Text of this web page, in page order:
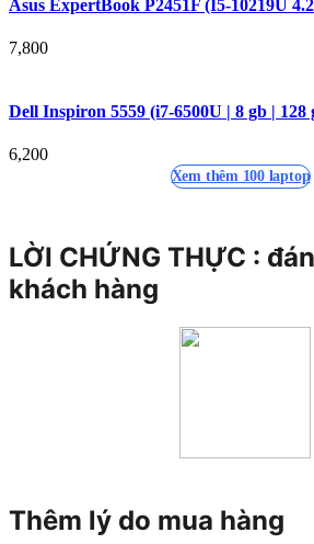
Asus ExpertBook P2451F (I5-10219U
7,800
Dell Inspiron 5559 (i7-6500U | 8 gb | 128
6,200
Xem thêm 100 laptop
LỜI CHỨNG THỰC : đ
khách hàng
Thêm lý do mua hàng